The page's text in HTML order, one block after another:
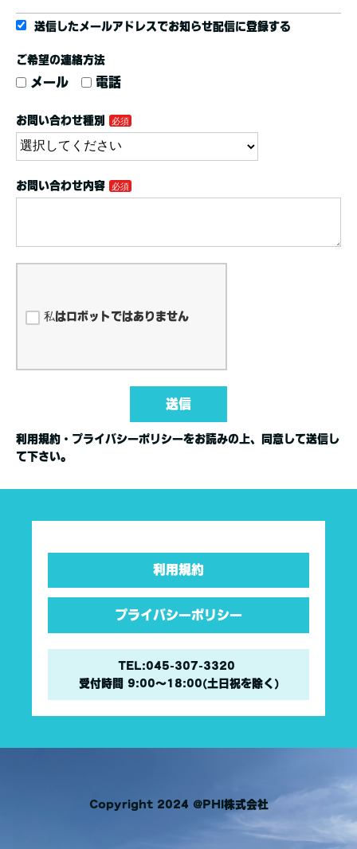
送信したメールアドレスでお知らせ配信に登録する
ご希望の連絡方法
メール 電話
お問い合わせ種別
お問い合わせ内容
私はロボットではありません
送信
利用規約・プライバシーポリシーをお読みの上、同意して送信し
て下さい。
利用規約
プライバシーポリシー
TEL:045-307-3320
受付時間 9:00〜18:00(土日祝を除く)
Copyright 2024 @PHI株式会社